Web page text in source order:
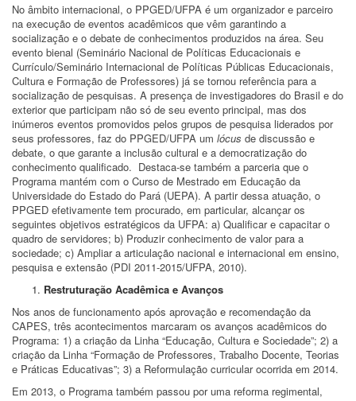
No âmbito internacional, o PPGED/UFPA é um organizador e parceiro
na execução de eventos acadêmicos que vêm garantindo a
socialização e o debate de conhecimentos produzidos na área. Seu
evento bienal (Seminário Nacional de Políticas Educacionais e
Currículo/Seminário Internacional de Políticas Públicas Educacionais,
Cultura e Formação de Professores) já se tornou referência para a
socialização de pesquisas. A presença de investigadores do Brasil e do
exterior que participam não só de seu evento principal, mas dos
inúmeros eventos promovidos pelos grupos de pesquisa liderados por
seus professores, faz do PPGED/UFPA um lócus de discussão e
debate, o que garante a inclusão cultural e a democratização do
conhecimento qualificado. Destaca-se também a parceria que o
Programa mantém com o Curso de Mestrado em Educação da
Universidade do Estado do Pará (UEPA). A partir dessa atuação, o
PPGED efetivamente tem procurado, em particular, alcançar os
seguintes objetivos estratégicos da UFPA: a) Qualificar e capacitar o
quadro de servidores; b) Produzir conhecimento de valor para a
sociedade; c) Ampliar a articulação nacional e internacional em ensino,
pesquisa e extensão (PDI 2011-2015/UFPA, 2010).
Restruturação Acadêmica e Avanços
Nos anos de funcionamento após aprovação e recomendação da
CAPES, três acontecimentos marcaram os avanços acadêmicos do
Programa: 1) a criação da Linha “Educação, Cultura e Sociedade”; 2) a
criação da Linha “Formação de Professores, Trabalho Docente, Teorias
e Práticas Educativas”; 3) a Reformulação curricular ocorrida em 2014.
Em 2013, o Programa também passou por uma reforma regimental,